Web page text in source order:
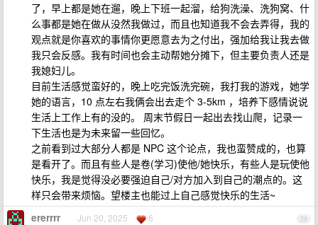
了，早上都是她在遛，晚上下班一起溜，给狗洗澡、洗狗窝、什
么事都是她在做从没然我做过，而且也知道我不会去弄得，我的
观点就是你喜欢的事情你更愿意去为之付出，强加给我让我去做
我只会反感。我有时间也会主动帮她分摊下，但主要负责人还是
我媳妇儿。
目前生活感觉蛮好的，晚上吃完饭洗完碗，我打我的游戏，她学
她的语言，10 点左右我俩会出去走个 3-5km ，培养下感情说说
生活上工作上有的没的。 周末节假日一起出去找山爬，记录一
下生活也是为未来留一些回忆。
之前看到过大部分人都是 NPC 这个论点，我也蛮赞成的，也算
是看开了。而且有些人是卷(学习)使他/她快乐，有些人是玩使他
快乐，我是觉得没必要强迫自己/对方加入到自己的潮点的。这
样只会带来烦恼。望楼主也能过上自己感觉快乐的生活~
28
ererrrr Jun 20, 2025 6